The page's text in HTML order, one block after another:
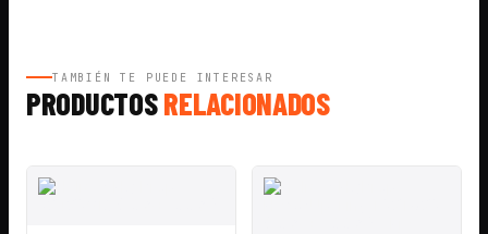
TAMBIÉN TE PUEDE INTERESAR
PRODUCTOSRELACIONADOS